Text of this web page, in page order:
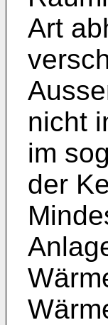
Art
nicht
im
der